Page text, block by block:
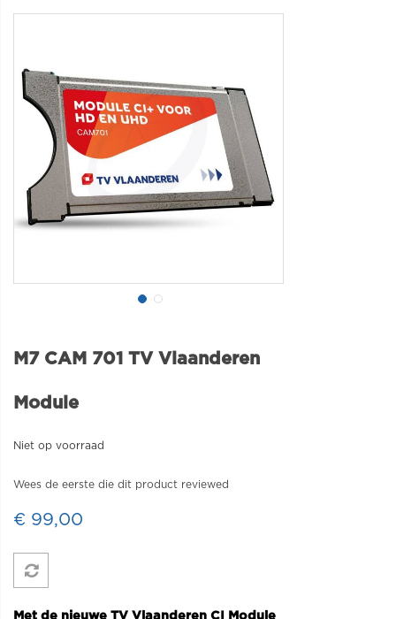
M7 CAM 701 TV Vlaanderen
Module
Niet op voorraad
Wees de eerste die dit product reviewed
€ 99,00
Met de nieuwe TV Vlaanderen CI Module